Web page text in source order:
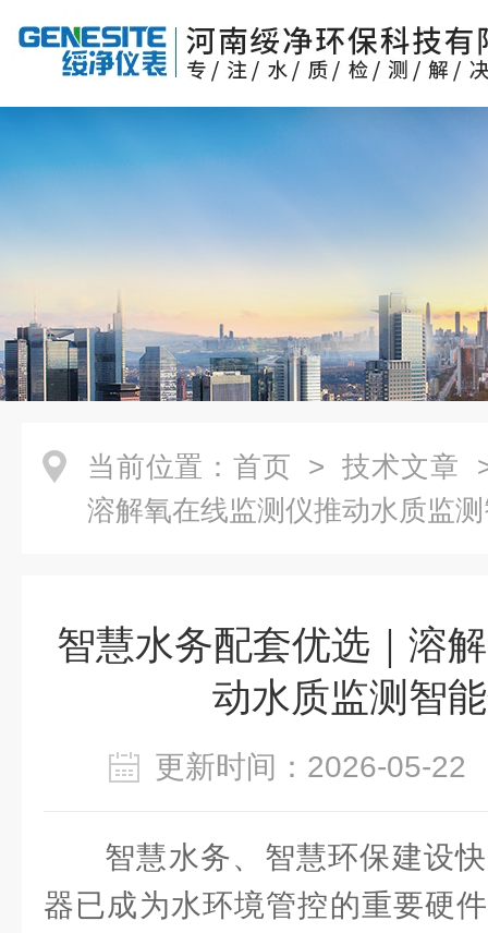
当前位置： 首页 > 技术文章
溶解氧在线监测仪推动水质监
智慧水务配套优选｜溶
动水质监测智
更新时间：2026-05-
智慧水务、智慧环保建设
器已成为水环境管控的重要硬